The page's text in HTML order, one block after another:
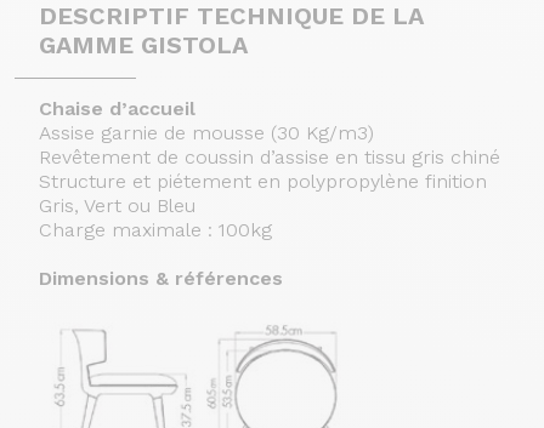
DESCRIPTIF TECHNIQUE DE LA
GAMME GISTOLA
Chaise d’accueil
Assise garnie de mousse (30 Kg/m3)
Revêtement de coussin d’assise en tissu gris chiné
Structure et piétement en polypropylène finition
Gris, Vert ou Bleu
Charge maximale : 100kg
Dimensions & références